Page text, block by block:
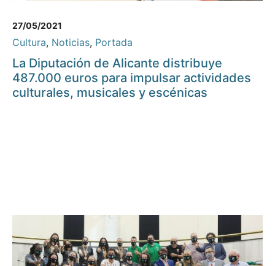
27/05/2021
Cultura, Noticias, Portada
La Diputación de Alicante distribuye
487.000 euros para impulsar actividades
culturales, musicales y escénicas